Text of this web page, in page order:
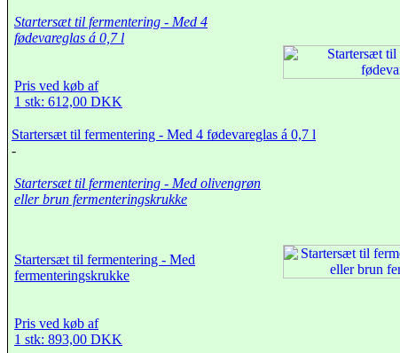
Startersæt til fermentering - Med 4
fødevareglas á 0,7 l
Pris ved køb af
1 stk: 612,00 DKK
Startersæt til fermentering - Med 4 fødevareglas á 0,7 l
-
Startersæt til fermentering - Med olivengrøn
eller brun fermenteringskrukke
Startersæt til fermentering - Med
fermenteringskrukke
Pris ved køb af
1 stk: 893,00 DKK